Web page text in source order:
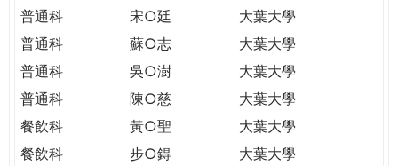
普通科
宋○廷
大葉大學
普通科
蘇○志
大葉大學
普通科
吳○澍
大葉大學
普通科
陳○慈
大葉大學
餐飲科
黃○聖
大葉大學
餐飲科
步○鍀
大葉大學